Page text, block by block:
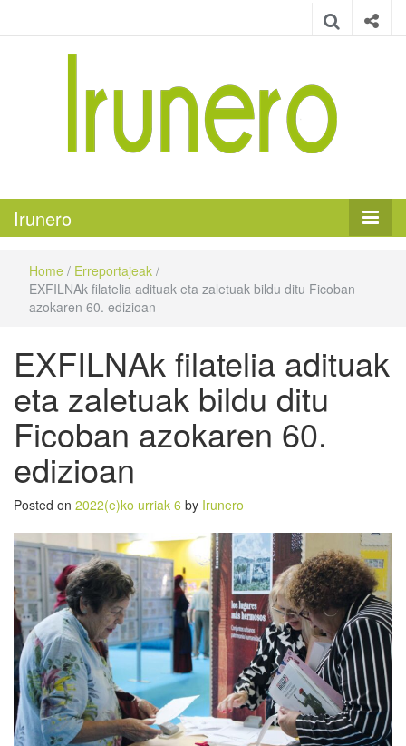
Irunero
Home / Erreportajeak /
EXFILNAk filatelia adituak eta zaletuak bildu ditu Ficoban
azokaren 60. edizioan
EXFILNAk filatelia adituak
eta zaletuak bildu ditu
Ficoban azokaren 60.
edizioan
Posted on 2022(e)ko urriak 6 by Irunero